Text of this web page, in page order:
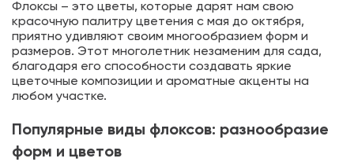
Флоксы – это цветы, которые дарят нам свою
красочную палитру цветения с мая до октября,
приятно удивляют своим многообразием форм и
размеров. Этот многолетник незаменим для сада,
благодаря его способности создавать яркие
цветочные композиции и ароматные акценты на
любом участке.
Популярные виды флоксов: разнообразие
форм и цветов